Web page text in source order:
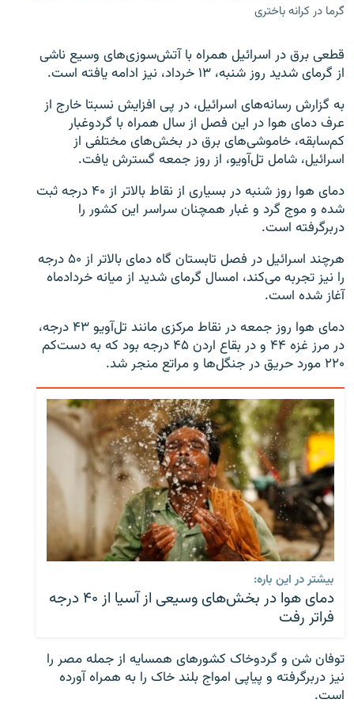
گرما در کرانه باختری
قطعی برق در اسرائیل همراه با آتش‌سوزی‌های وسیع ناشی
از گرمای شدید روز شنبه، ۱۳ خرداد، نیز ادامه یافته است.
به گزارش رسانه‌های اسرائیل، در پی افزایش نسبتا خارج از
عرف دمای هوا در این فصل از سال همراه با گردوغبار
کم‌سابقه، خاموشی‌های برق در بخش‌های مختلفی از
اسرائیل، شامل تل‌آویو، از روز جمعه گسترش یافت.
دمای هوا روز شنبه در بسیاری از نقاط بالاتر از ۴۰ درجه ثبت
شده و موج گرد و غبار همچنان سراسر این کشور را
دربرگرفته است.
هرچند اسرائیل در فصل تابستان گاه دمای بالاتر از ۵۰ درجه
را نیز تجربه می‌کند، امسال گرمای شدید از میانه خردادماه
آغاز شده است.
دمای هوا روز جمعه در نقاط مرکزی مانند تل‌آویو ۴۳ درجه،
در مرز غزه ۴۴ و در بقاع اردن ۴۵ درجه بود که به دست‌کم
۲۲۰ مورد حریق در جنگل‌ها و مراتع منجر شد.
بیشتر در این باره:
دمای هوا در بخش‌های وسیعی از آسیا از ۴۰ درجه
فراتر رفت
توفان شن و گردوخاک کشورهای همسایه از جمله مصر را
نیز دربرگرفته و پیاپی امواج بلند خاک را به همراه آورده
است.